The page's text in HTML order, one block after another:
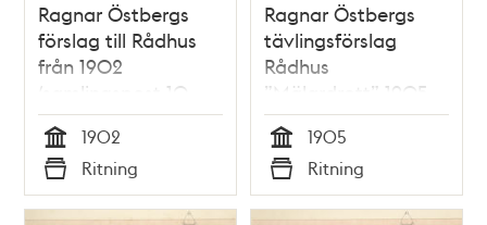
Ragnar Östbergs
förslag till Rådhus
från 1902
(samlingspost 10
ritningar)
Tid
1902
Typ
Ritning
Ragnar Östbergs
tävlingsförslag
Rådhus
”Mälardrott” 1905,
fasad mot norr
Tid
1905
Typ
Ritning